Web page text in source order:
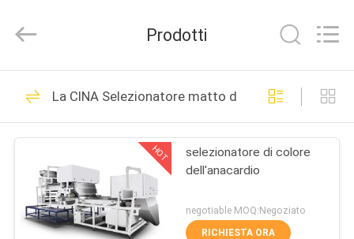
CASA
PRODOTTI
CIRCA
NOI
Optoelectronic
Technology
All
Reserved.
Selezionatore di
colore del riso
116
Prodotti
La CINA Selezionatore matto di colore
HOT
selezionatore di colore
dell'anacardio
negotiable MOQ:Negoziato
RICHIESTA ORA